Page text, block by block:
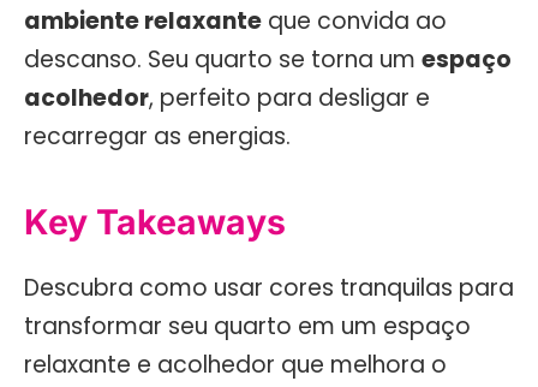
ambiente relaxante que convida ao
descanso. Seu quarto se torna um espaço
acolhedor, perfeito para desligar e
recarregar as energias.
Key Takeaways
Descubra como usar cores tranquilas para
transformar seu quarto em um espaço
relaxante e acolhedor que melhora o